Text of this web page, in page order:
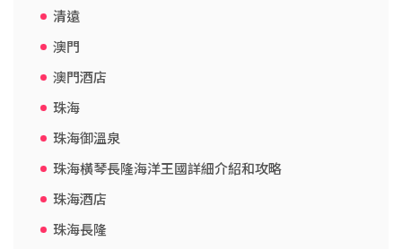
清遠
澳門
澳門酒店
珠海
珠海御溫泉
珠海橫琴長隆海洋王國詳細介紹和攻略
珠海酒店
珠海長隆